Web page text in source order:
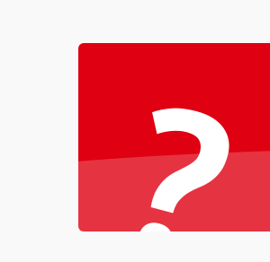
Питание
Электронные компоненты
?